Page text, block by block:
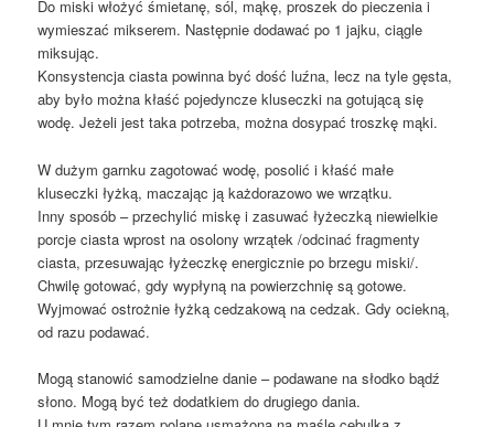
Do miski włożyć śmietanę, sól, mąkę, proszek do pieczenia i
wymieszać mikserem. Następnie dodawać po 1 jajku, ciągle
miksując.
Konsystencja ciasta powinna być dość luźna, lecz na tyle gęsta,
aby było można kłaść pojedyncze kluseczki na gotującą się
wodę. Jeżeli jest taka potrzeba, można dosypać troszkę mąki.
W dużym garnku zagotować wodę, posolić i kłaść małe
kluseczki łyżką, maczając ją każdorazowo we wrzątku.
Inny sposób – przechylić miskę i zasuwać łyżeczką niewielkie
porcje ciasta wprost na osolony wrzątek /odcinać fragmenty
ciasta, przesuwając łyżeczkę energicznie po brzegu miski/.
Chwilę gotować, gdy wypłyną na powierzchnię są gotowe.
Wyjmować ostrożnie łyżką cedzakową na cedzak. Gdy ociekną,
od razu podawać.
Mogą stanowić samodzielne danie – podawane na słodko bądź
słono. Mogą być też dodatkiem do drugiego dania.